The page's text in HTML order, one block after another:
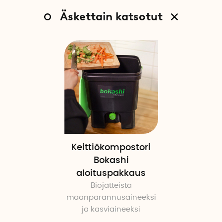
Äskettain katsotut
Keittiökompostori
Bokashi
aloituspakkaus
Biojätteistä
maanparannusaineeksi
ja kasviaineeksi